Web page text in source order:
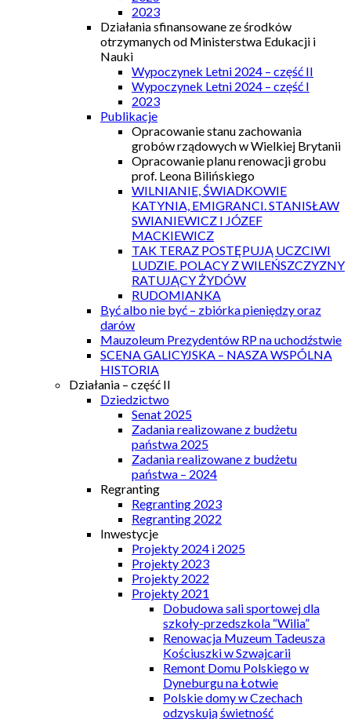
2023
Działania sfinansowane ze środków
otrzymanych od Ministerstwa Edukacji i
Nauki
Wypoczynek Letni 2024 – część II
Wypoczynek Letni 2024 – część I
2023
Publikacje
Opracowanie stanu zachowania
grobów rządowych w Wielkiej Brytanii
Opracowanie planu renowacji grobu
prof. Leona Bilińskiego
WILNIANIE, ŚWIADKOWIE
KATYNIA, EMIGRANCI. STANISŁAW
SWIANIEWICZ I JÓZEF
MACKIEWICZ
TAK TERAZ POSTĘPUJĄ UCZCIWI
LUDZIE. POLACY Z WILEŃSZCZYZNY
RATUJĄCY ŻYDÓW
RUDOMIANKA
Być albo nie być – zbiórka pieniędzy oraz
darów
Mauzoleum Prezydentów RP na uchodźstwie
SCENA GALICYJSKA – NASZA WSPÓLNA
HISTORIA
Działania – część II
Dziedzictwo
Senat 2025
Zadania realizowane z budżetu
państwa 2025
Zadania realizowane z budżetu
państwa – 2024
Regranting
Regranting 2023
Regranting 2022
Inwestycje
Projekty 2024 i 2025
Projekty 2023
Projekty 2022
Projekty 2021
Dobudowa sali sportowej dla
szkoły-przedszkola “Wilia”
Renowacja Muzeum Tadeusza
Kościuszki w Szwajcarii
Remont Domu Polskiego w
Dyneburgu na Łotwie
Polskie domy w Czechach
odzyskują świetność